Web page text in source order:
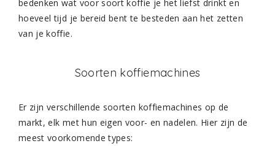
bedenken wat voor soort koffie je het liefst drinkt en
hoeveel tijd je bereid bent te besteden aan het zetten
van je koffie.
Soorten koffiemachines
Er zijn verschillende soorten koffiemachines op de
markt, elk met hun eigen voor- en nadelen. Hier zijn de
meest voorkomende types: